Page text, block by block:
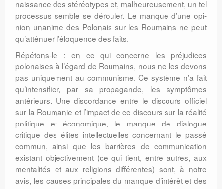
naissance des stéréotypes et, malheureusement, un tel
processus semble se dérou­ler. Le manque d’une opi­
nion unanime des Polonais sur les Rou­mains ne peut
qu’atténuer l’éloquence des faits.
Répétons-le : en ce qui concerne les préjudices
polonaises à l’égard de Rou­mains, nous ne les devons
pas uniquement au communisme. Ce système n’a fait
qu’in­ten­sifier, par sa propagande, les symptômes
antérieurs. Une discordance entre le discours officiel
sur la Roumanie et l’impact de ce discours sur la réalité
politique et économique, le manque de dialogue
critique des élites intellectuelles concernant le passé
commun, ainsi que les barrières de commu­nication
existant objectivement (ce qui tient, entre autres, aux
mentalités et aux religions différentes) sont, à notre
avis, les causes principales du manque d’intérêt et des